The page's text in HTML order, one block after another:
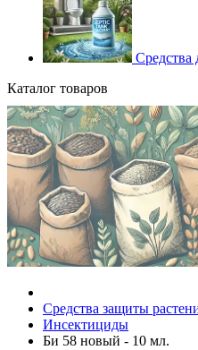
Средства
Каталог товаров
Средства защиты
Инсектициды
Би 58 новый - 10 мл.